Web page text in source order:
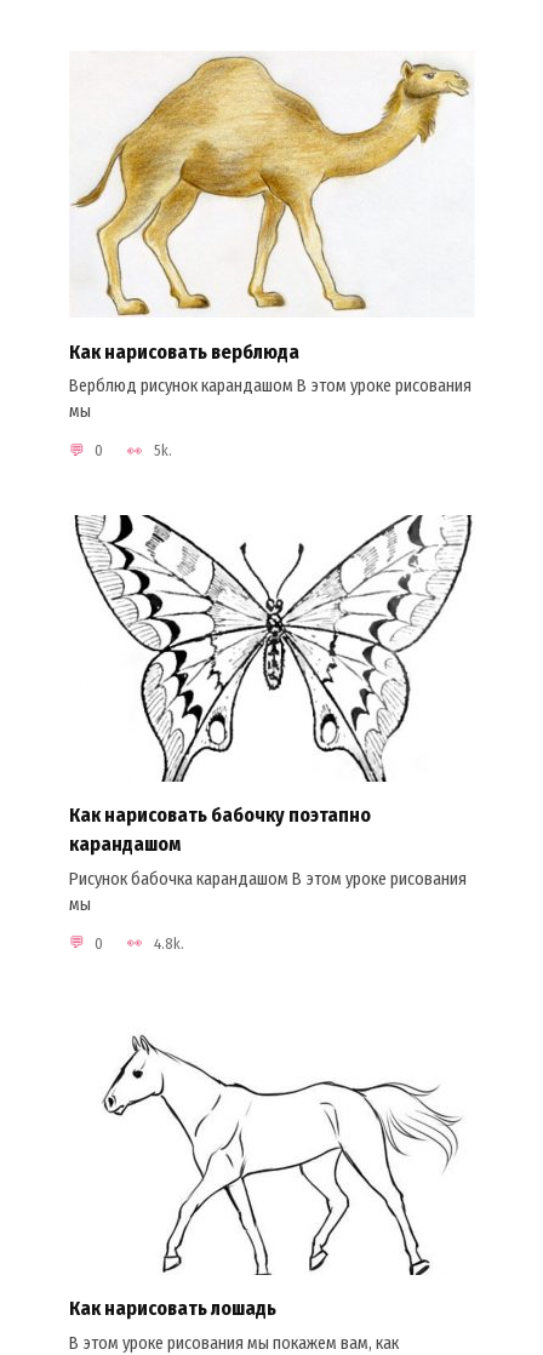
Как нарисовать верблюда
Верблюд рисунок карандашом В этом уроке рисования
мы
0 5k.
Как нарисовать бабочку поэтапно
карандашом
Рисунок бабочка карандашом В этом уроке рисования
мы
0 4.8k.
Как нарисовать лошадь
В этом уроке рисования мы покажем вам, как